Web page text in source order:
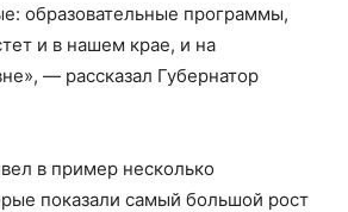
образовательные программы,
и в нашем крае, и на
— рассказал Губернатор
в пример несколько
показали самый большой рост